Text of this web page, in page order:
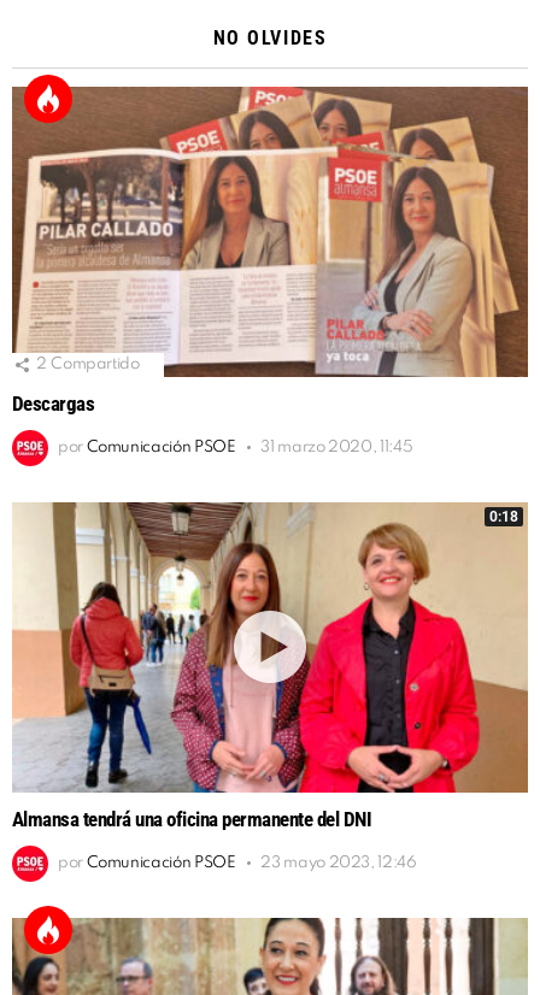
NO OLVIDES
2 Compartido
Descargas
por Comunicación PSOE 31 marzo 2020, 11:45
0:18
Almansa tendrá una oficina permanente del DNI
por Comunicación PSOE 23 mayo 2023, 12:46